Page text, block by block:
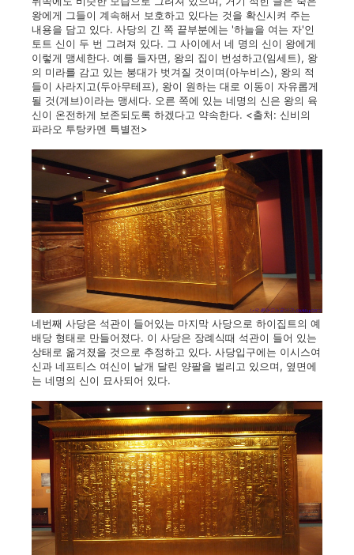
왕에게 그들이 계속해서 보호하고 있다는 것을 확신시켜 주는
내용을 담고 있다. 사당의 긴 쪽 끝부분에는 '하늘을 여는 자'인
토트 신이 두 번 그려져 있다. 그 사이에서 네 명의 신이 왕에게
이렇게 맹세한다. 예를 들자면, 왕의 집이 번성하고(임세트), 왕
의 미라를 감고 있는 붕대가 벗겨질 것이며(아누비스), 왕의 적
들이 사라지고(두아무테프), 왕이 원하는 대로 이동이 자유롭게
될 것(게브)이라는 맹세다. 오른 쪽에 있는 네명의 신은 왕의 육
신이 온전하게 보존되도록 하겠다고 약속한다. <출처: 신비의
파라오 투탕카멘 특별전>
네번째 사당은 석관이 들어있는 마지막 사당으로 하이집트의 예
배당 형태로 만들어졌다. 이 사당은 장례식때 석관이 들어 있는
상태로 옮겨졌을 것으로 추정하고 있다. 사당입구에는 이시스여
신과 네프티스 여신이 날개 달린 양팔을 벌리고 있으며, 옆면에
는 네명의 신이 묘사되어 있다.